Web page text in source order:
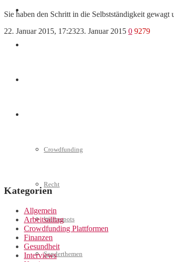
Marketing
Crowdfunding
Recht
Werbespots
Sonderthemen
Sie haben den Schritt in die Selbstständigkeit
22. Januar 2015, 17:2323. Januar 2015 0 9279
Kategorien
Allgemein
Arbeitsalltag
Crowdfunding Plattformen
Finanzen
Gesundheit
Interviews